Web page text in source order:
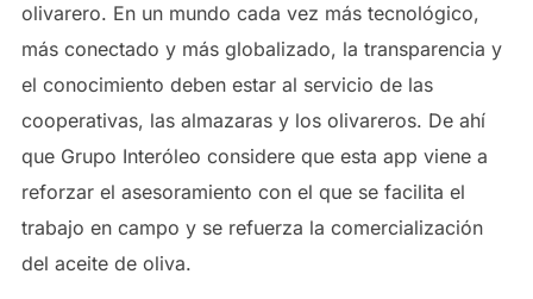
olivarero. En un mundo cada vez más tecnológico,
más conectado y más globalizado, la transparencia y
el conocimiento deben estar al servicio de las
cooperativas, las almazaras y los olivareros. De ahí
que Grupo Interóleo considere que esta app viene a
reforzar el asesoramiento con el que se facilita el
trabajo en campo y se refuerza la comercialización
del aceite de oliva.